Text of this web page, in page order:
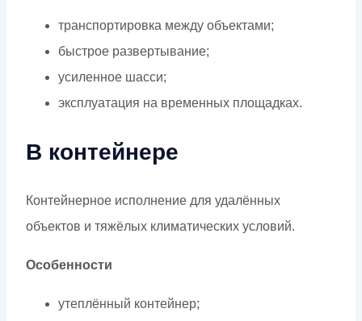
транспортировка между объектами;
быстрое развертывание;
усиленное шасси;
эксплуатация на временных площадках.
В контейнере
Контейнерное исполнение для удалённых
объектов и тяжёлых климатических условий.
Особенности
утеплённый контейнер;